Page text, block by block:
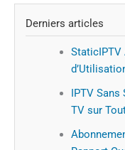
Derniers articles
StaticIPTV
IPTV Sans
TV sur